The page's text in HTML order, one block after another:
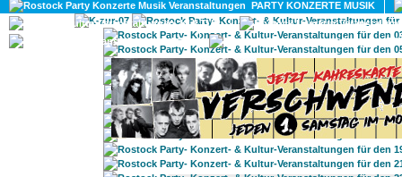
PARTY KONZERTE MUSIK
KULTUR
GAY